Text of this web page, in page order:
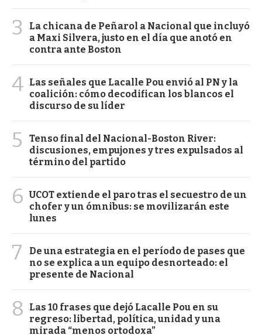
3
La chicana de Peñarol a Nacional que incluyó
a Maxi Silvera, justo en el día que anotó en
contra ante Boston
4 Las señales que Lacalle Pou envió al PN y la
coalición: cómo decodifican los blancos el
discurso de su líder
5
Tenso final del Nacional-Boston River:
discusiones, empujones y tres expulsados al
término del partido
6 UCOT extiende el paro tras el secuestro de un
chofer y un ómnibus: se movilizarán este
lunes
7
De una estrategia en el período de pases que
no se explica a un equipo desnorteado: el
presente de Nacional
8
Las 10 frases que dejó Lacalle Pou en su
regreso: libertad, política, unidad y una
mirada “menos ortodoxa”